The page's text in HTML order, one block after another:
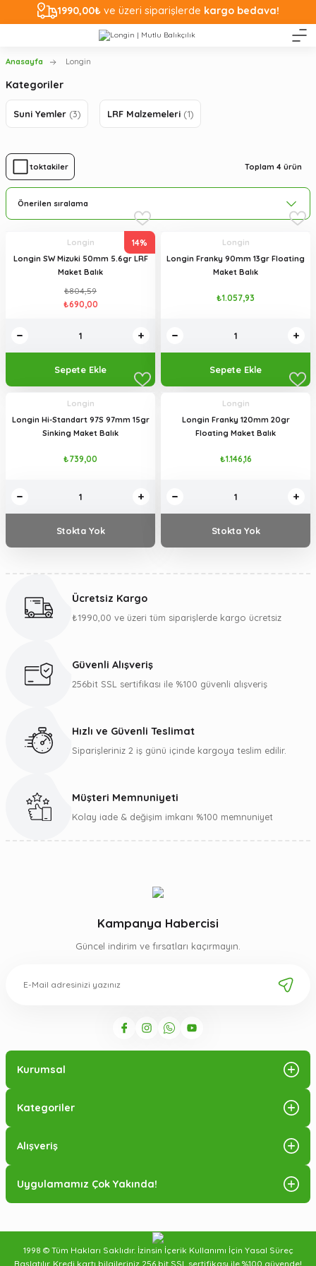
1990,00₺ ve üzeri siparişlerde kargo bedava!
Anasayfa Longin
Kategoriler
Suni Yemler (3) LRF Malzemeleri (1)
Stoktakiler Toplam 4 ürün
14%
Longin
Longin SW Mizuki 50mm 5.6gr LRF
Maket Balık
₺804,59
₺690,00
Sepete Ekle
Longin
Longin Franky 90mm 13gr Floating
Maket Balık
₺1.057,93
Sepete Ekle
Longin
Longin Hi-Standart 97S 97mm 15gr
Sinking Maket Balık
₺739,00
Stokta Yok
Longin
Longin Franky 120mm 20gr
Floating Maket Balık
₺1.146,16
Stokta Yok
Ücretsiz Kargo
₺1990,00 ve üzeri tüm siparişlerde kargo ücretsiz
Güvenli Alışveriş
256bit SSL sertifikası ile %100 güvenli alışveriş
Hızlı ve Güvenli Teslimat
Siparişleriniz 2 iş günü içinde kargoya teslim edilir.
Müşteri Memnuniyeti
Kolay iade & değişim imkanı %100 memnuniyet
Kampanya Habercisi
Güncel indirim ve fırsatları kaçırmayın.
Kurumsal
Kategoriler
Alışveriş
Uygulamamız Çok Yakında!
1998 © Tüm Hakları Saklıdır. İzinsin İçerik Kullanımı İçin Yasal Süreç
Başlatılır. Kredi kartı bilgileriniz 256 bit SSL sertifikası ile %100 güvende!